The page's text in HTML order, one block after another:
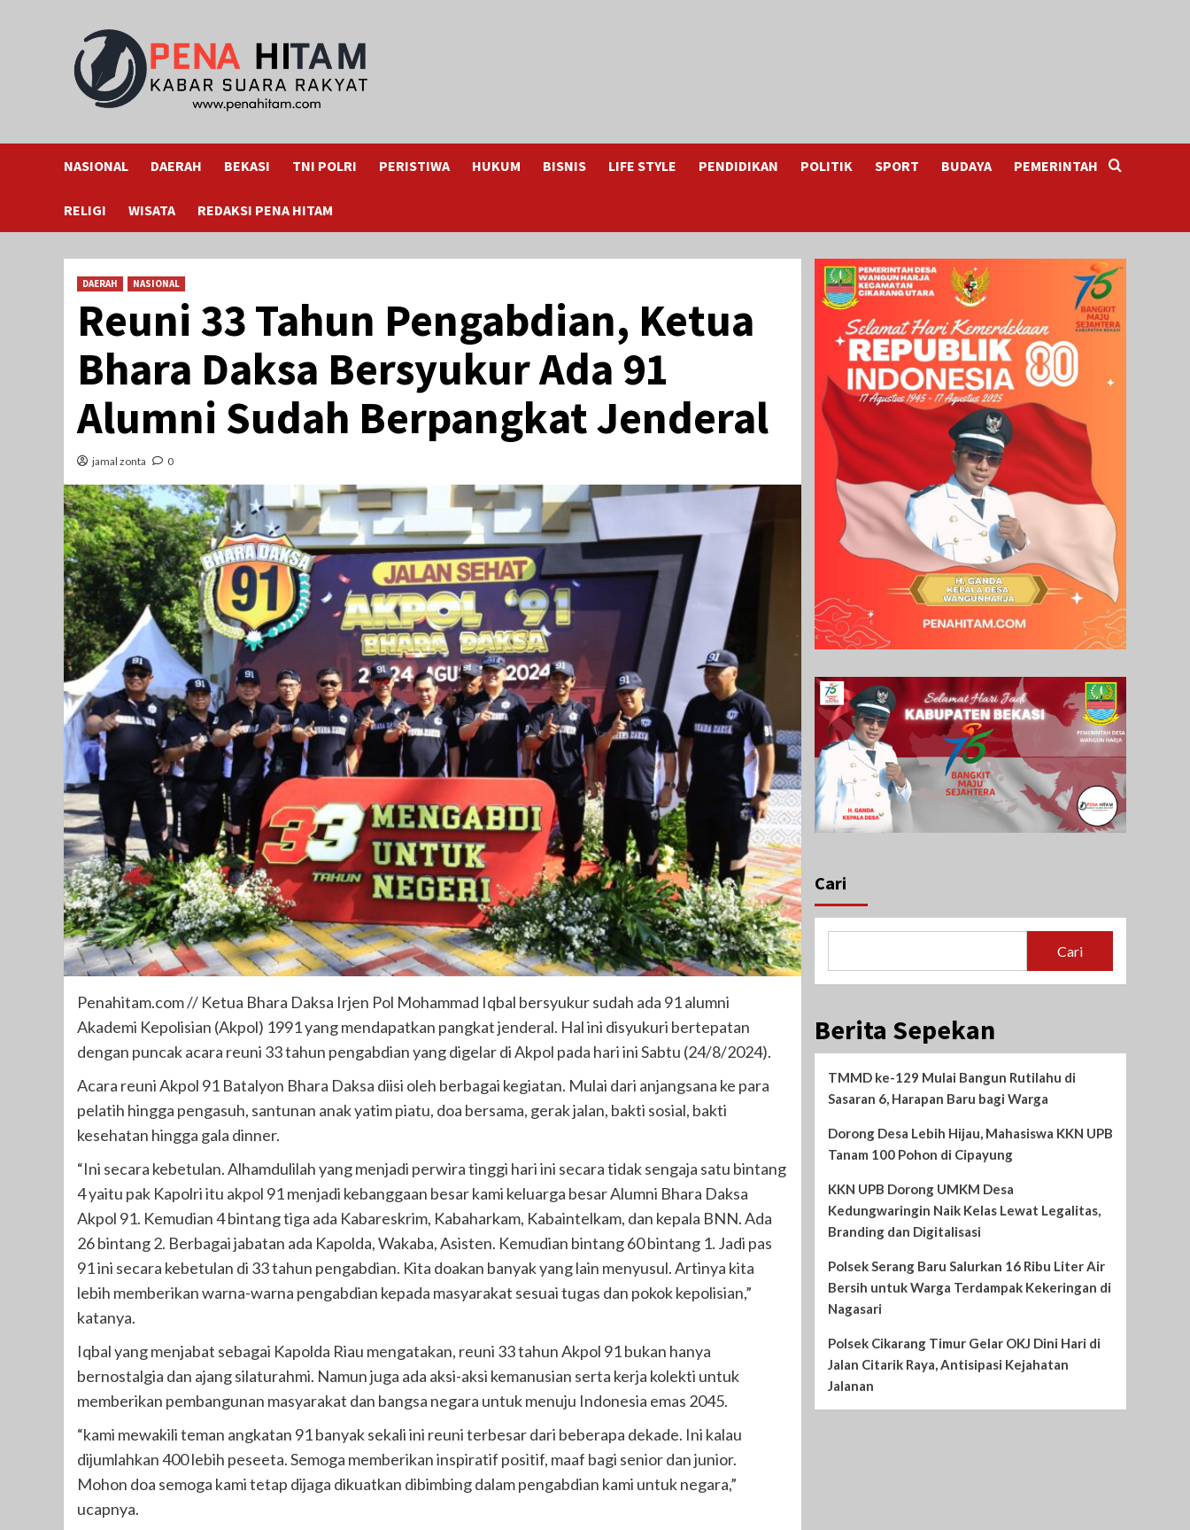
NASIONAL DAERAH BEKASI TNI POLRI PERISTIWA HUKUM BISNIS LIFE STYLE PENDIDIKAN POLITIK SPORT BUDAYA PEMERINTAH
RELIGI WISATA REDAKSI PENA HITAM
DAERAH NASIONAL
Reuni 33 Tahun Pengabdian, Ketua
Bhara Daksa Bersyukur Ada 91
Alumni Sudah Berpangkat Jenderal
jamal zonta 0
Penahitam.com // Ketua Bhara Daksa Irjen Pol Mohammad Iqbal bersyukur sudah ada 91 alumni
Akademi Kepolisian (Akpol) 1991 yang mendapatkan pangkat jenderal. Hal ini disyukuri bertepatan
dengan puncak acara reuni 33 tahun pengabdian yang digelar di Akpol pada hari ini Sabtu (24/8/2024).
Acara reuni Akpol 91 Batalyon Bhara Daksa diisi oleh berbagai kegiatan. Mulai dari anjangsana ke para
pelatih hingga pengasuh, santunan anak yatim piatu, doa bersama, gerak jalan, bakti sosial, bakti
kesehatan hingga gala dinner.
“Ini secara kebetulan. Alhamdulilah yang menjadi perwira tinggi hari ini secara tidak sengaja satu bintang
4 yaitu pak Kapolri itu akpol 91 menjadi kebanggaan besar kami keluarga besar Alumni Bhara Daksa
Akpol 91. Kemudian 4 bintang tiga ada Kabareskrim, Kabaharkam, Kabaintelkam, dan kepala BNN. Ada
26 bintang 2. Berbagai jabatan ada Kapolda, Wakaba, Asisten. Kemudian bintang 60 bintang 1. Jadi pas
91 ini secara kebetulan di 33 tahun pengabdian. Kita doakan banyak yang lain menyusul. Artinya kita
lebih memberikan warna-warna pengabdian kepada masyarakat sesuai tugas dan pokok kepolisian,”
katanya.
Iqbal yang menjabat sebagai Kapolda Riau mengatakan, reuni 33 tahun Akpol 91 bukan hanya
bernostalgia dan ajang silaturahmi. Namun juga ada aksi-aksi kemanusian serta kerja kolekti untuk
memberikan pembangunan masyarakat dan bangsa negara untuk menuju Indonesia emas 2045.
“kami mewakili teman angkatan 91 banyak sekali ini reuni terbesar dari beberapa dekade. Ini kalau
dijumlahkan 400 lebih peseeta. Semoga memberikan inspiratif positif, maaf bagi senior dan junior.
Mohon doa semoga kami tetap dijaga dikuatkan dibimbing dalam pengabdian kami untuk negara,”
ucapnya.
Cari
Cari
Berita Sepekan
TMMD ke-129 Mulai Bangun Rutilahu di
Sasaran 6, Harapan Baru bagi Warga
Dorong Desa Lebih Hijau, Mahasiswa KKN UPB
Tanam 100 Pohon di Cipayung
KKN UPB Dorong UMKM Desa
Kedungwaringin Naik Kelas Lewat Legalitas,
Branding dan Digitalisasi
Polsek Serang Baru Salurkan 16 Ribu Liter Air
Bersih untuk Warga Terdampak Kekeringan di
Nagasari
Polsek Cikarang Timur Gelar OKJ Dini Hari di
Jalan Citarik Raya, Antisipasi Kejahatan
Jalanan